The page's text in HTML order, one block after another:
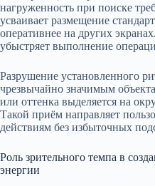
нагруженность при поиске
усваивает размещение
оперативнее на других
убыстряет выполнение
Разрушение установленного
чрезвычайно значимым
или оттенка выделяется на
Такой приём направляет
действиям без избыточных
Роль зрительного темпа в
энергии